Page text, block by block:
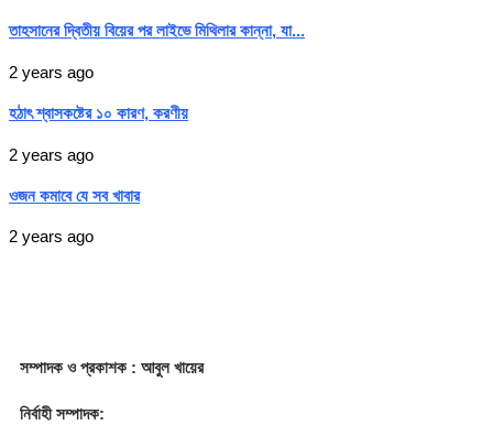
তাহসানের দ্বিতীয় বিয়ের পর লাইভে মিথিলার কান্না, যা...
2 years ago
হঠাৎ শ্বাসকষ্টের ১০ কারণ, করণীয়
2 years ago
ওজন কমাবে যে সব খাবার
2 years ago
সম্পাদকও প্রকাশক : আবুল খায়ের
নির্বাহী সম্পাদক: